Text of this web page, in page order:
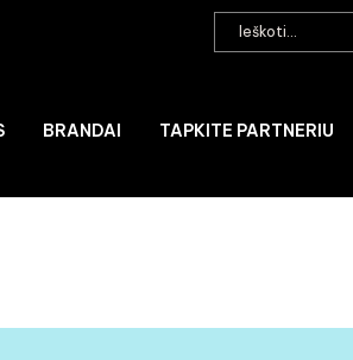
BRANDAI TAPKITE PARTNERIU